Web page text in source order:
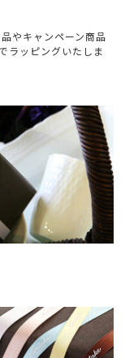
やキャンペーン商品
ラッピングいたしま